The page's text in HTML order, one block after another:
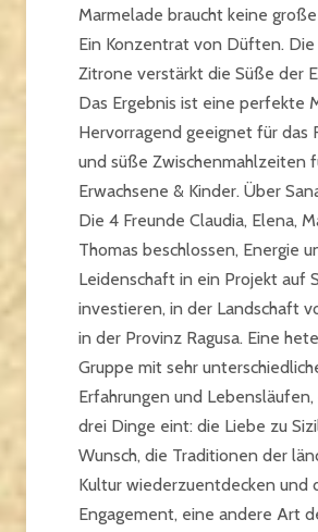
Marmelade braucht keine
Ein Konzentrat von Düften.
Zitrone verstärkt die Süße der
Das Ergebnis ist eine perfekte
Hervorragend geeignet für das
und süße Zwischenmahlzeiten
Erwachsene & Kinder. Über
Die 4 Freunde Claudia, Elena,
Thomas beschlossen, Energie
Leidenschaft in ein Projekt auf
investieren, in der Landschaft
in der Provinz Ragusa. Eine
Gruppe mit sehr
Erfahrungen und
drei Dinge eint: die Liebe zu
Wunsch, die Traditionen der
Kultur wiederzuentdecken und
Engagement, eine andere Art